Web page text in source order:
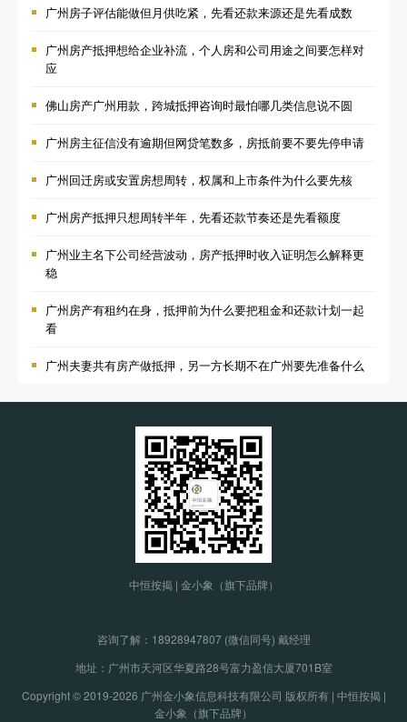
广州房子评估能做但月供吃紧，先看还款来源还是先看成数
广州房产抵押想给企业补流，个人房和公司用途之间要怎样对
应
佛山房产广州用款，跨城抵押咨询时最怕哪几类信息说不圆
广州房主征信没有逾期但网贷笔数多，房抵前要不要先停申请
广州回迁房或安置房想周转，权属和上市条件为什么要先核
广州房产抵押只想周转半年，先看还款节奏还是先看额度
广州业主名下公司经营波动，房产抵押时收入证明怎么解释更
稳
广州房产有租约在身，抵押前为什么要把租金和还款计划一起
看
广州夫妻共有房产做抵押，另一方长期不在广州要先准备什么
中恒按揭 | 金小象（旗下品牌）
咨询了解： 18928947807 (微信同号) 戴经理
地址：广州市天河区华夏路28号富力盈信大厦701B室
Copyright © 2019-2026 广州金小象信息科技有限公司 版权所有 | 中恒按揭 |
金小象（旗下品牌）